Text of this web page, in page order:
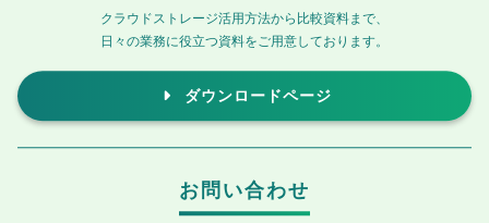
クラウドストレージ活用方法から比較資料まで、
日々の業務に役立つ資料をご用意しております。
ダウンロードページ
お問い合わせ